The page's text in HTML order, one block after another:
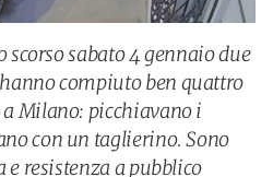
scorso sabato 4 gennaio due
compiuto ben quattro
Milano: picchiavano i
con un taglierino. Sono
resistenza a pubblico